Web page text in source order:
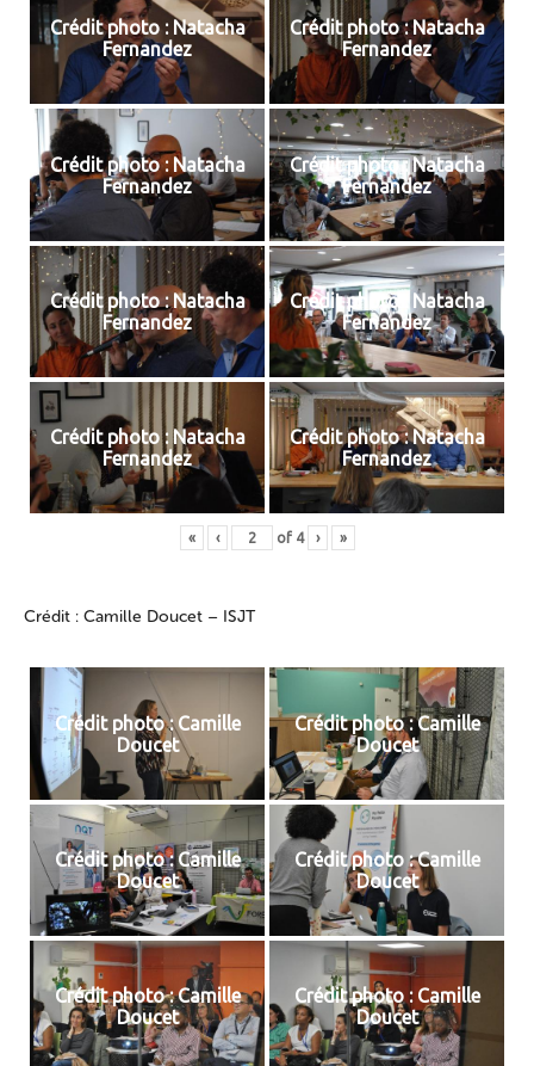
Crédit photo : Natacha
Fernandez
Crédit photo : Natacha
Fernandez
Crédit photo : Natacha
Fernandez
Crédit photo : Natacha
Fernandez
Crédit photo : Natacha
Fernandez
Crédit photo : Natacha
Fernandez
Crédit photo : Natacha
Fernandez
Crédit photo : Natacha
Fernandez
« ‹ of 4 › »
Crédit : Camille Doucet – ISJT
Crédit photo : Camille
Doucet
Crédit photo : Camille
Doucet
Crédit photo : Camille
Doucet
Crédit photo : Camille
Doucet
Crédit photo : Camille
Doucet
Crédit photo : Camille
Doucet